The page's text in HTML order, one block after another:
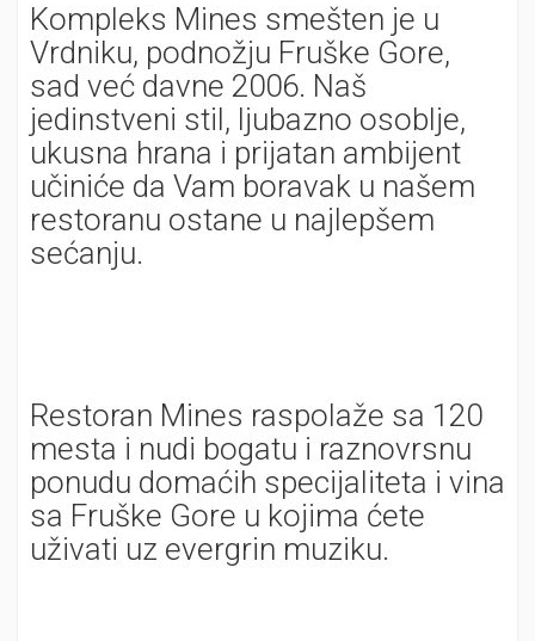
Kompleks Mines smešten je u
Vrdniku, podnožju Fruške Gore,
sad već davne 2006. Naš
jedinstveni stil, ljubazno osoblje,
ukusna hrana i prijatan ambijent
učiniće da Vam boravak u našem
restoranu ostane u najlepšem
sećanju.
Restoran Mines raspolaže sa 120
mesta i nudi bogatu i raznovrsnu
ponudu domaćih specijaliteta i vina
sa Fruške Gore u kojima ćete
uživati uz evergrin muziku.